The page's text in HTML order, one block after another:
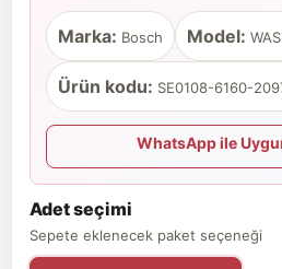
Marka: Bosch Model:
Ürün kodu: SE0108-6160-
WhatsApp ile
Adet seçimi
Sepete eklenecek paket seçeneği